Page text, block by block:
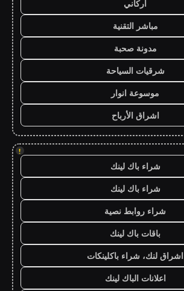
أركاني
مباشر التقنية
مدونة صحبة
شرقيات السياحة
موسوعة انوار
اشراق الأرباح
!
شراء باك لينك
شراء باك لينك
شراء روابط نصية
باقات باك لينك
اشراق لنك، شراء باكلينكات
اعلانات الباك لينك